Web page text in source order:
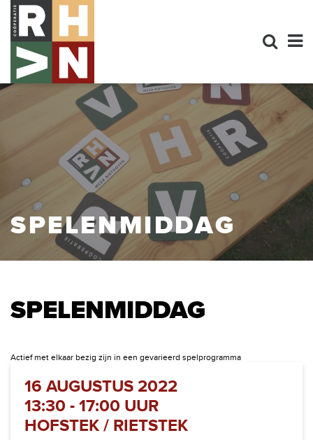
SPELENMIDDAG
SPELENMIDDAG
Actief met elkaar bezig zijn in een gevarieerd spelprogramma
16 AUGUSTUS 2022
13:30 - 17:00 UUR
HOFSTEK / RIETSTEK